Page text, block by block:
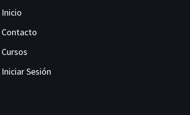
Inicio
Contacto
Cursos
Iniciar Sesión